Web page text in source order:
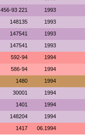
456-93 221 1993
148135 1993
147541 1993
147541 1993
592-94 1994
586-94 1994
1480 1994
30001 1994
1401 1994
148204 1994
1417 06.1994